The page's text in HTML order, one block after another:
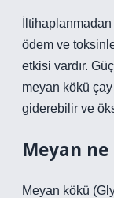
ödem ve
etkisi vardır.
meyan kökü çay
giderebilir ve
Meyan
Meyan kökü